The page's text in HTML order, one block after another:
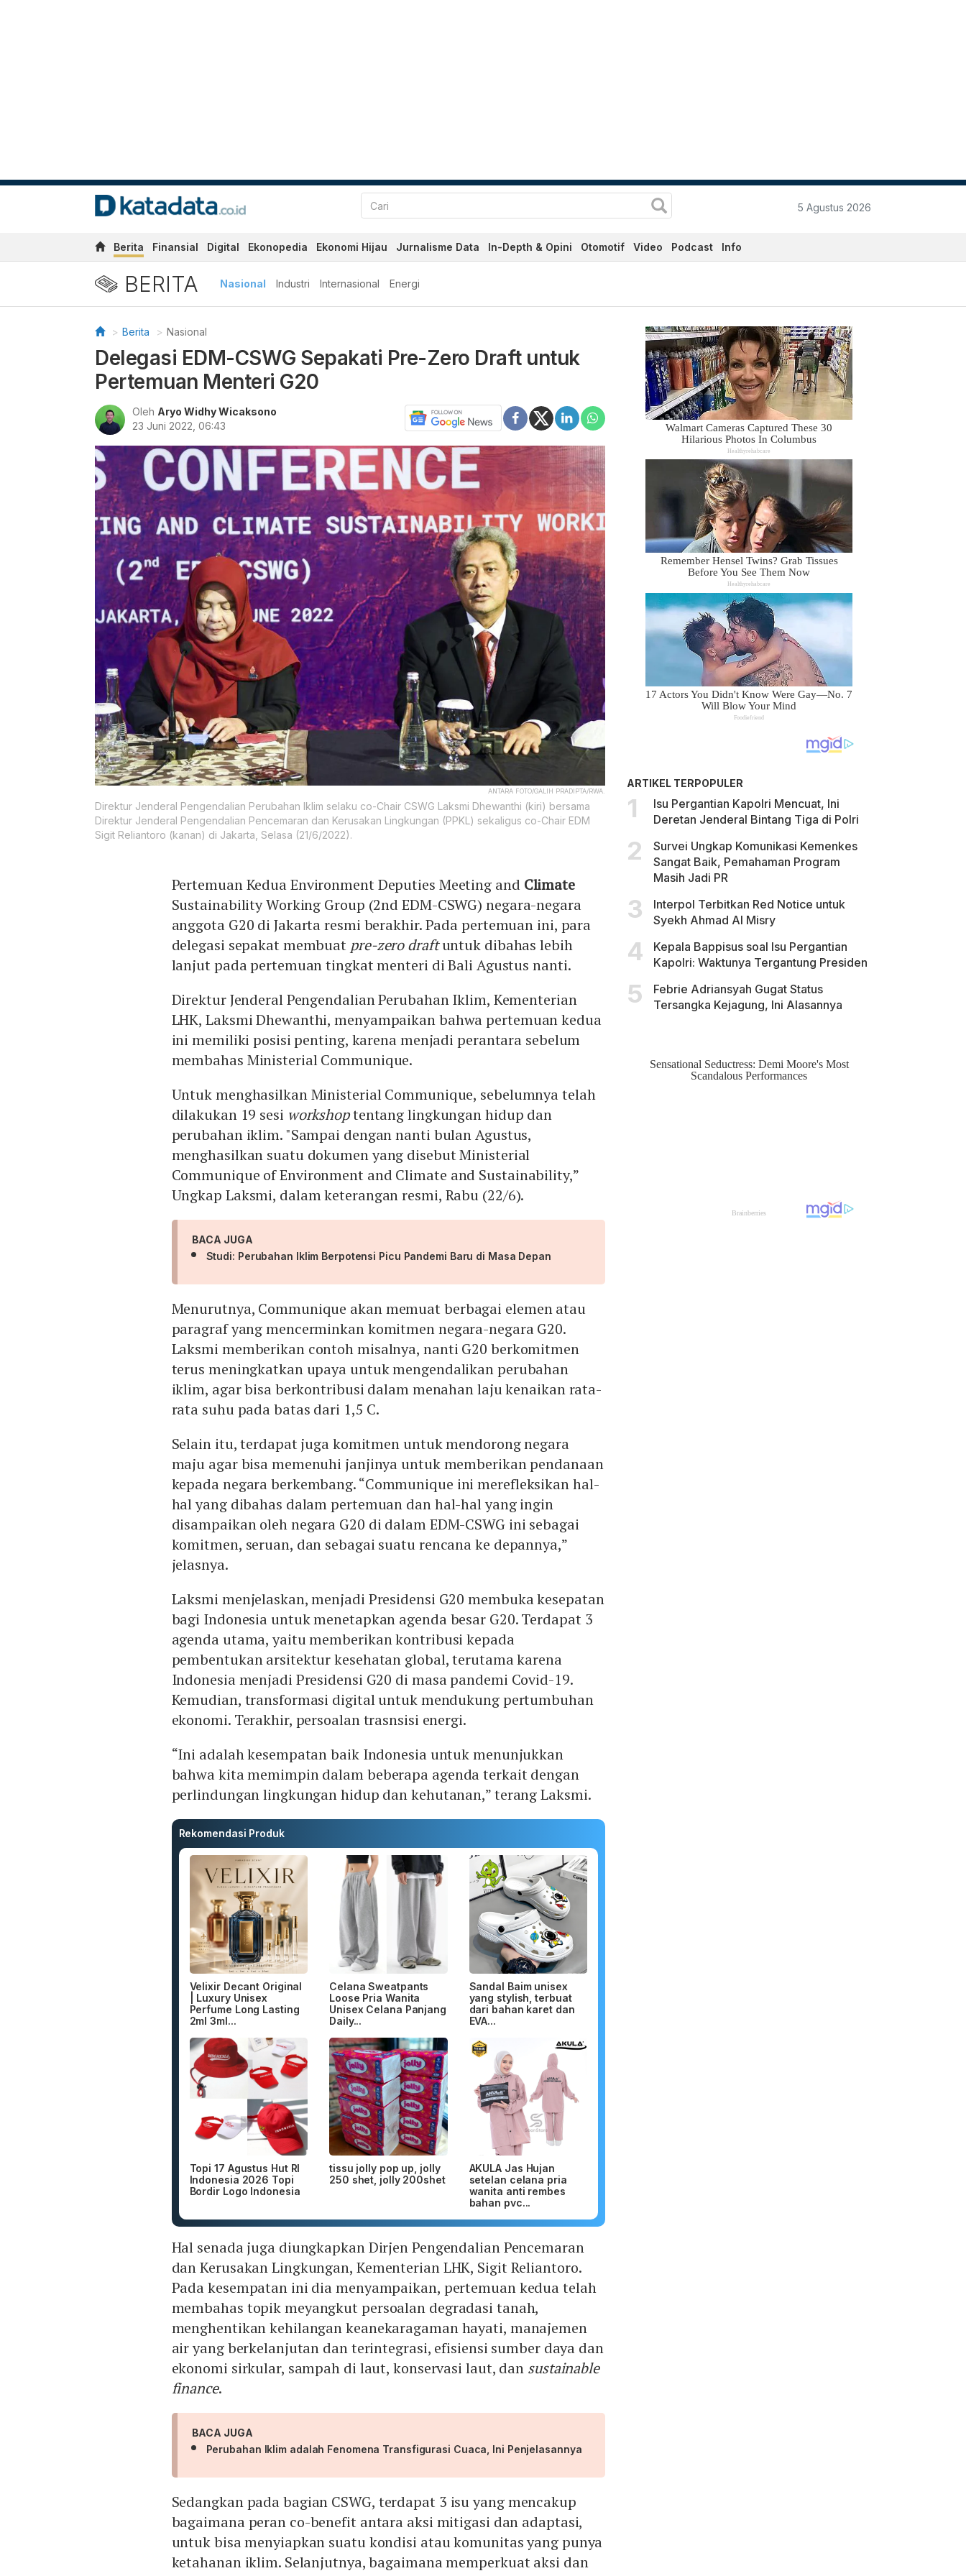
5 Agustus 2026
Berita Finansial Digital Ekonopedia Ekonomi Hijau Jurnalisme Data In-Depth & Opini Otomotif Video Podcast Info
BERITA Nasional Industri Internasional Energi
Berita Nasional
Delegasi EDM-CSWG Sepakati Pre-Zero Draft untuk
Pertemuan Menteri G20
Oleh Aryo Widhy Wicaksono
23 Juni 2022, 06:43
ANTARA FOTO/GALIH PRADIPTA/RWA.
Direktur Jenderal Pengendalian Perubahan Iklim selaku co-Chair CSWG Laksmi Dhewanthi (kiri) bersama
Direktur Jenderal Pengendalian Pencemaran dan Kerusakan Lingkungan (PPKL) sekaligus co-Chair EDM
Sigit Reliantoro (kanan) di Jakarta, Selasa (21/6/2022).
Pertemuan Kedua Environment Deputies Meeting and Climate
Sustainability Working Group (2nd EDM-CSWG) negara-negara
anggota G20 di Jakarta resmi berakhir. Pada pertemuan ini, para
delegasi sepakat membuat pre-zero draftuntuk dibahas lebih
lanjut pada pertemuan tingkat menteri di Bali Agustus nanti.
Direktur Jenderal Pengendalian Perubahan Iklim, Kementerian
LHK, Laksmi Dhewanthi, menyampaikan bahwa pertemuan kedua
ini memiliki posisi penting, karena menjadi perantara sebelum
membahas Ministerial Communique.
Untuk menghasilkan Ministerial Communique, sebelumnya telah
dilakukan 19 sesi workshoptentang lingkungan hidup dan
perubahan iklim. "Sampai dengan nanti bulan Agustus,
menghasilkan suatu dokumen yang disebut Ministerial
Communique of Environment and Climate and Sustainability,”
Ungkap Laksmi, dalam keterangan resmi, Rabu (22/6).
BACA JUGA
Studi: Perubahan Iklim Berpotensi Picu Pandemi Baru di Masa Depan
Menurutnya, Communique akan memuat berbagai elemen atau
paragraf yang mencerminkan komitmen negara-negara G20.
Laksmi memberikan contoh misalnya, nanti G20 berkomitmen
terus meningkatkan upaya untuk mengendalikan perubahan
iklim, agar bisa berkontribusi dalam menahan laju kenaikan rata-
rata suhu pada batas dari 1,5 C.
Selain itu, terdapat juga komitmen untuk mendorong negara
maju agar bisa memenuhi janjinya untuk memberikan pendanaan
kepada negara berkembang. “Communique ini merefleksikan hal-
hal yang dibahas dalam pertemuan dan hal-hal yang ingin
disampaikan oleh negara G20 di dalam EDM-CSWG ini sebagai
komitmen, seruan, dan sebagai suatu rencana ke depannya,”
jelasnya.
Laksmi menjelaskan, menjadi Presidensi G20 membuka kesepatan
bagi Indonesia untuk menetapkan agenda besar G20. Terdapat 3
agenda utama, yaitu memberikan kontribusi kepada
pembentukan arsitektur kesehatan global, terutama karena
Indonesia menjadi Presidensi G20 di masa pandemi Covid-19.
Kemudian, transformasi digital untuk mendukung pertumbuhan
ekonomi. Terakhir, persoalan trasnsisi energi.
“Ini adalah kesempatan baik Indonesia untuk menunjukkan
bahwa kita memimpin dalam beberapa agenda terkait dengan
perlindungan lingkungan hidup dan kehutanan,” terang Laksmi.
Rekomendasi Produk
Velixir Decant Original
| Luxury Unisex
Perfume Long Lasting
2ml 3ml...
Celana Sweatpants
Loose Pria Wanita
Unisex Celana Panjang
Daily...
Sandal Baim unisex
yang stylish, terbuat
dari bahan karet dan
EVA...
Topi 17 Agustus Hut RI
Indonesia 2026 Topi
Bordir Logo Indonesia
tissu jolly pop up, jolly
250 shet, jolly 200shet
AKULA Jas Hujan
setelan celana pria
wanita anti rembes
bahan pvc...
Hal senada juga diungkapkan Dirjen Pengendalian Pencemaran
dan Kerusakan Lingkungan, Kementerian LHK, Sigit Reliantoro.
Pada kesempatan ini dia menyampaikan, pertemuan kedua telah
membahas topik meyangkut persoalan degradasi tanah,
menghentikan kehilangan keanekaragaman hayati, manajemen
air yang berkelanjutan dan terintegrasi, efisiensi sumber daya dan
ekonomi sirkular, sampah di laut, konservasi laut, dan sustainable
finance.
BACA JUGA
Perubahan Iklim adalah Fenomena Transfigurasi Cuaca, Ini Penjelasannya
Sedangkan pada bagian CSWG, terdapat 3 isu yang mencakup
bagaimana peran co-benefit antara aksi mitigasi dan adaptasi,
untuk bisa menyiapkan suatu kondisi atau komunitas yang punya
ketahanan iklim. Selanjutnya, bagaimana memperkuat aksi dan
ARTIKEL TERPOPULER
Isu Pergantian Kapolri Mencuat, Ini
Deretan Jenderal Bintang Tiga di Polri
Survei Ungkap Komunikasi Kemenkes
Sangat Baik, Pemahaman Program
Masih Jadi PR
Interpol Terbitkan Red Notice untuk
Syekh Ahmad Al Misry
Kepala Bappisus soal Isu Pergantian
Kapolri: Waktunya Tergantung Presiden
Febrie Adriansyah Gugat Status
Tersangka Kejagung, Ini Alasannya